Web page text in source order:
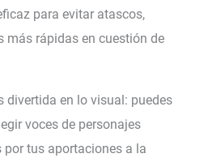
para evitar atascos,
más rápidas en cuestión de
divertida en lo visual: puedes
voces de personajes
tus aportaciones a la